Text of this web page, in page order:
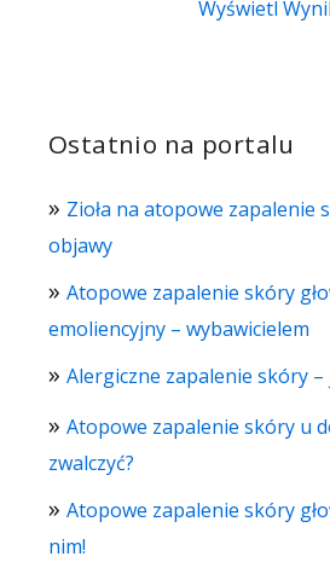
Wyświetl
Ostatnio na portalu
Zioła na atopowe zapalenie
objawy
Atopowe zapalenie skóry
emoliencyjny – wybawicielem
Alergiczne zapalenie skóry
Atopowe zapalenie skóry u
zwalczyć?
Atopowe zapalenie skóry
nim!